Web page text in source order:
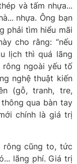
và tấm nhựa...
nhựa. Ông bạn
phải tìm hiểu mãi
cho rằng: “nếu
lịch thì quá lãng
rông ngoài yếu tố
nghệ thuật kiến
(gỗ, tranh, tre,
qua bàn tay
chính là giá trị
rông cũng to, tức
lãng phí. Giá trị